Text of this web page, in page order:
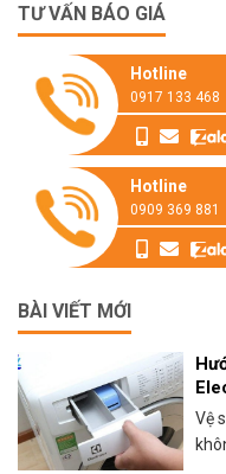
TƯ VẤN BÁO GIÁ
Hotline
0917 133 468
Hotline
0909 369 881
BÀI VIẾT MỚI
Vệ